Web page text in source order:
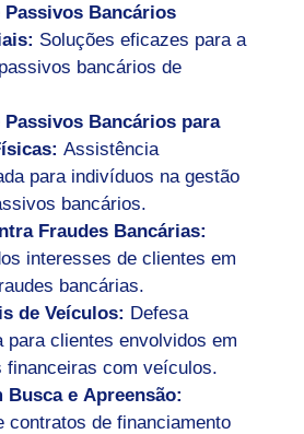
Passivos Bancários
Soluções eficazes para a
bancários de
Passivos Bancários para
Assistência
para indivíduos na gestão
bancários.
Fraudes Bancárias:
interesses de clientes em
bancárias.
de Veículos: Defesa
para clientes envolvidos em
financeiras com veículos.
Busca e Apreensão:
contratos de financiamento